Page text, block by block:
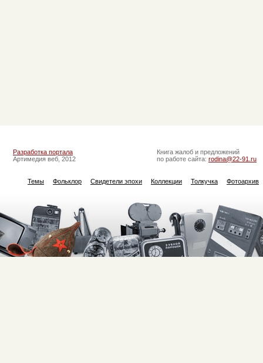
Разработка портала
Артимедия веб, 2012
Книга жалоб и предложений
по работе сайта: rodina@22-91.ru
Темы Фольклор Свидетели эпохи Коллекции Толкучка Фотоархив